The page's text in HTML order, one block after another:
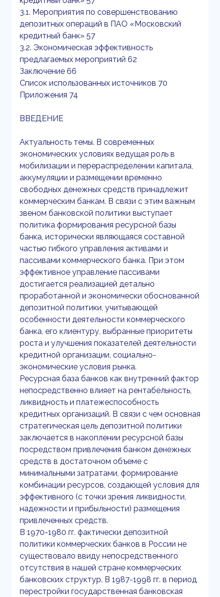
3.1. Мероприятия по совершенствованию
депозитных операций в ПАО «Московский
кредитный банк» 57
3.2. Экономическая эффективность
предлагаемых мероприятий 62
Заключение 66
Список использованных источников 70
Приложения 74
ВВЕДЕНИЕ
Актуальность темы. В современных
экономических условиях ведущая роль в
мобилизации и перераспределении капитала,
аккумуляции и размещении временно
свободных денежных средств принадлежит
коммерческим банкам. В связи с этим важным
звеном банковской политики выступает
политика формирования ресурсной базы
банка, исторически являющаяся составной
частью гибкого управления активами и
пассивами коммерческого банка. При этом
эффективное управление пассивами
достигается реализацией детально
проработанной и экономически обоснованной
депозитной политики, учитывающей
особенности деятельности коммерческого
банка, его клиентуру, выбранные приоритеты
роста и улучшения показателей деятельности
кредитной организации, социально-
экономические условия рынка.
Ресурсная база банков как внутренний фактор
непосредственно влияет на рентабельность,
ликвидность и платежеспособность
кредитных организаций. В связи с чем основная
стратегическая цель депозитной политики
заключается в накоплении ресурсной базы
посредством привлечения банком денежных
средств в достаточном объеме с
минимальными затратами, формирование
комбинации ресурсов, создающей условия для
эффективного (с точки зрения ликвидности,
надежности и прибыльности) размещения
привлеченных средств.
В 1970-1980 гг. фактически депозитной
политики коммерческих банков в России не
существовало ввиду непосредственного
отсутствия в нашей стране коммерческих
банковских структур. В 1987-1998 гг. в период
перестройки государственная банковская